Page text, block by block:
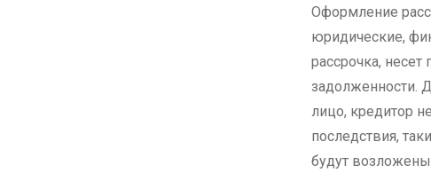
Оформление
юридические,
рассрочка,
задолженности.
лицо, кредитор
последствия,
будут